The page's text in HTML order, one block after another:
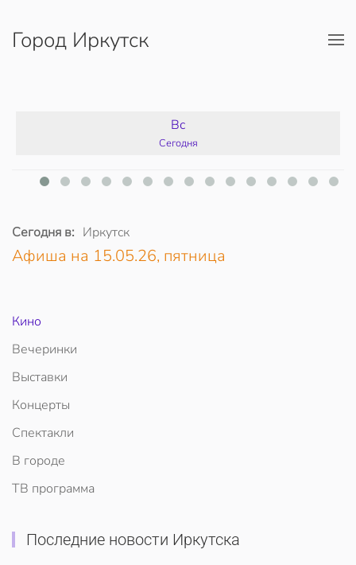
Перейти к содержимому
Город Иркутск
Вс
Сегодня
Сегодня в: Иркутск
Афиша на 15.05.26, пятница
Кино
Вечеринки
Выставки
Концерты
Спектакли
В городе
ТВ программа
Последние новости Иркутска